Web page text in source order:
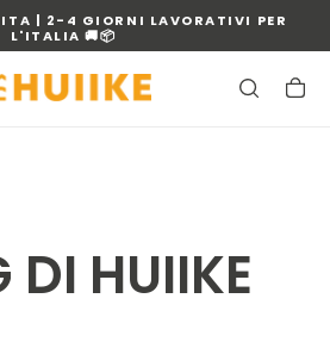
| 2-4 GIORNI LAVORATIVI PER
L'ITALIA 🚚📦
DI HUIIKE